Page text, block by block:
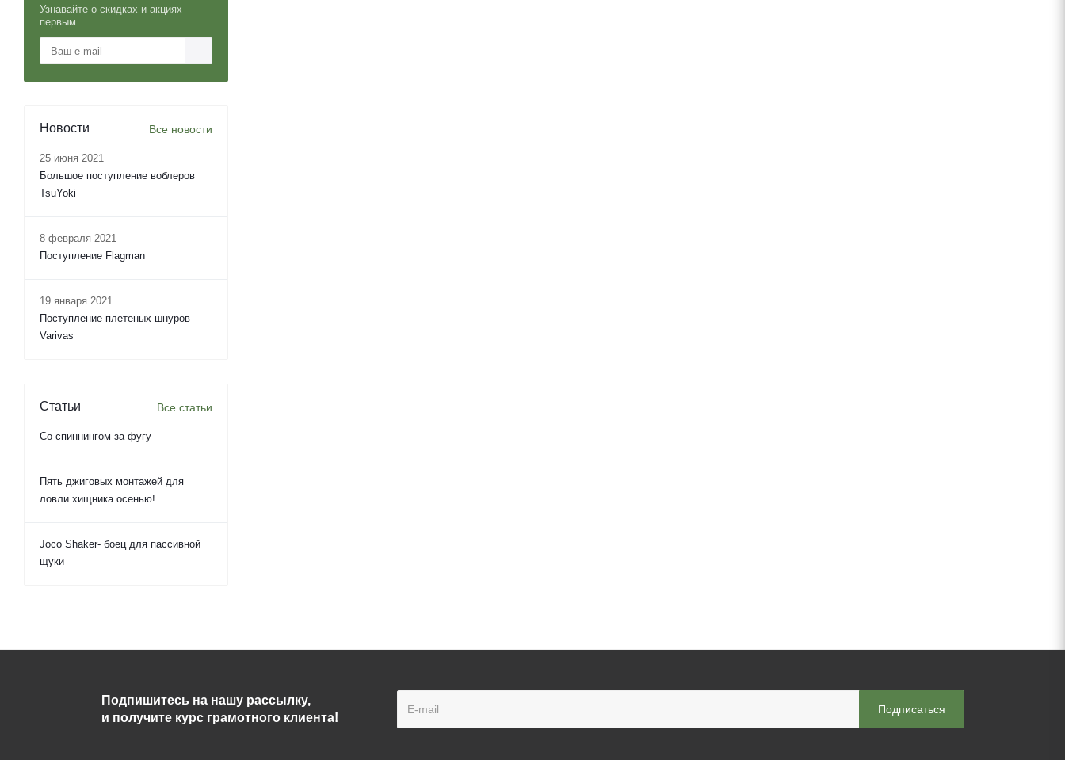
Узнавайте о скидках и акциях
первым
Новости Все новости
25 июня 2021
Большое поступление воблеров
TsuYoki
8 февраля 2021
Поступление Flagman
19 января 2021
Поступление плетеных шнуров
Varivas
Статьи Все статьи
Со спиннингом за фугу
Пять джиговых монтажей для
ловли хищника осенью!
Joco Shaker- боец для пассивной
щуки
Подпишитесь на нашу рассылку,
и получите курс грамотного клиента!